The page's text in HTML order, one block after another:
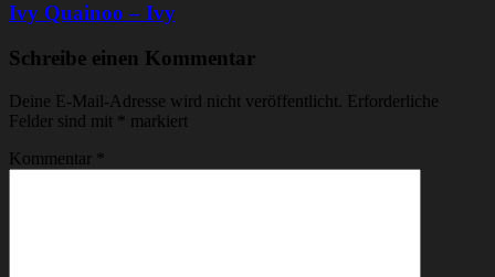
Ivy Quainoo – Ivy
Schreibe einen Kommentar
Deine E-Mail-Adresse wird nicht veröffentlicht. Erforderliche
Felder sind mit * markiert
Kommentar *